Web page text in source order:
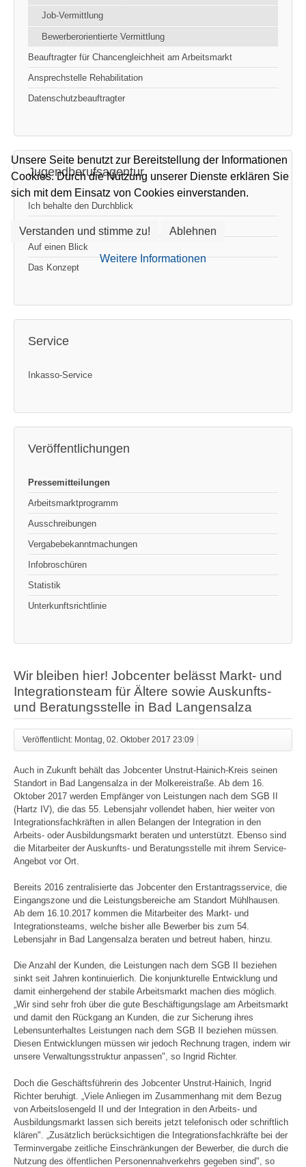
Job-Vermittlung
Bewerberorientierte Vermittlung
Beauftragter für Chancengleichheit am Arbeitsmarkt
Ansprechstelle Rehabilitation
Datenschutzbeauftragter
Jugendberufsagentur
Ich behalte den Durchblick
Unser Angebot
Auf einen Blick
Das Konzept
Service
Inkasso-Service
Veröffentlichungen
Pressemitteilungen
Arbeitsmarktprogramm
Ausschreibungen
Vergabebekanntmachungen
Infobroschüren
Statistik
Unterkunftsrichtlinie
Wir bleiben hier! Jobcenter belässt Markt- und
Integrationsteam für Ältere sowie Auskunfts-
und Beratungsstelle in Bad Langensalza
Veröffentlicht: Montag, 02. Oktober 2017 23:09
Auch in Zukunft behält das Jobcenter Unstrut-Hainich-Kreis seinen
Standort in Bad Langensalza in der Molkereistraße. Ab dem 16.
Oktober 2017 werden Empfänger von Leistungen nach dem SGB II
(Hartz IV), die das 55. Lebensjahr vollendet haben, hier weiter von
Integrationsfachkräften in allen Belangen der Integration in den
Arbeits- oder Ausbildungsmarkt beraten und unterstützt. Ebenso sind
die Mitarbeiter der Auskunfts- und Beratungsstelle mit ihrem Service-
Angebot vor Ort.
Bereits 2016 zentralisierte das Jobcenter den Erstantragsservice, die
Eingangszone und die Leistungsbereiche am Standort Mühlhausen.
Ab dem 16.10.2017 kommen die Mitarbeiter des Markt- und
Integrationsteams, welche bisher alle Bewerber bis zum 54.
Lebensjahr in Bad Langensalza beraten und betreut haben, hinzu.
Die Anzahl der Kunden, die Leistungen nach dem SGB II beziehen
sinkt seit Jahren kontinuierlich. Die konjunkturelle Entwicklung und
damit einhergehend der stabile Arbeitsmarkt machen dies möglich.
„Wir sind sehr froh über die gute Beschäftigungslage am Arbeitsmarkt
und damit den Rückgang an Kunden, die zur Sicherung ihres
Lebensunterhaltes Leistungen nach dem SGB II beziehen müssen.
Diesen Entwicklungen müssen wir jedoch Rechnung tragen, indem wir
unsere Verwaltungsstruktur anpassen", so Ingrid Richter.
Doch die Geschäftsführerin des Jobcenter Unstrut-Hainich, Ingrid
Richter beruhigt. „Viele Anliegen im Zusammenhang mit dem Bezug
von Arbeitslosengeld II und der Integration in den Arbeits- und
Ausbildungsmarkt lassen sich bereits jetzt telefonisch oder schriftlich
klären". „Zusätzlich berücksichtigen die Integrationsfachkräfte bei der
Terminvergabe zeitliche Einschränkungen der Bewerber, die durch die
Nutzung des öffentlichen Personennahverkehrs gegeben sind", so
Unsere Seite benutzt zur Bereitstellung der Informationen
Cookies. Durch die Nutzung unserer Dienste erklären Sie
sich mit dem Einsatz von Cookies einverstanden.
Verstanden und stimme zu! Ablehnen
Weitere Informationen